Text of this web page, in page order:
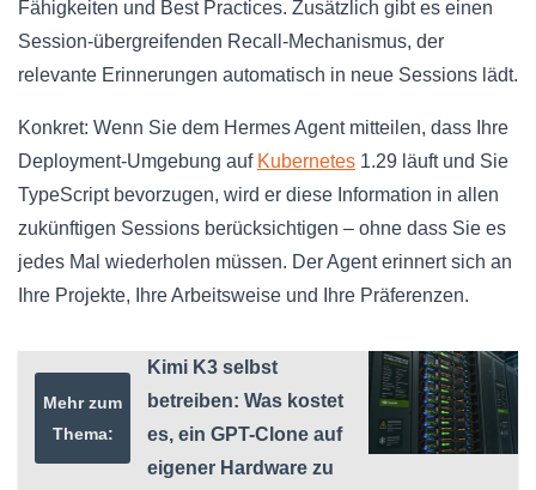
Fähigkeiten und Best Practices. Zusätzlich gibt es einen
Session-übergreifenden Recall-Mechanismus, der
relevante Erinnerungen automatisch in neue Sessions lädt.
Konkret: Wenn Sie dem Hermes Agent mitteilen, dass Ihre
Deployment-Umgebung auf Kubernetes 1.29 läuft und Sie
TypeScript bevorzugen, wird er diese Information in allen
zukünftigen Sessions berücksichtigen – ohne dass Sie es
jedes Mal wiederholen müssen. Der Agent erinnert sich an
Ihre Projekte, Ihre Arbeitsweise und Ihre Präferenzen.
Mehr zum
Thema:
Kimi K3 selbst
betreiben: Was kostet
es, ein GPT-Clone auf
eigener Hardware zu